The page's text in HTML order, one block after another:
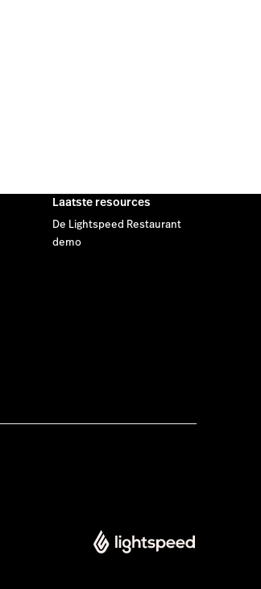
Laatste resources
De Lightspeed Restaurant
demo